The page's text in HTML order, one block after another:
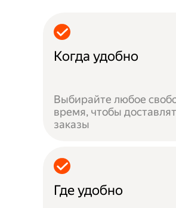
Когда удобно
Выбирайте любое
время, чтобы
заказы
Где удобно